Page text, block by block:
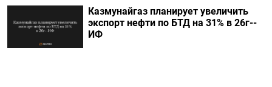
Казмунайгаз планирует увеличить
экспорт нефти по БТД на 31% в 26г--
ИФ